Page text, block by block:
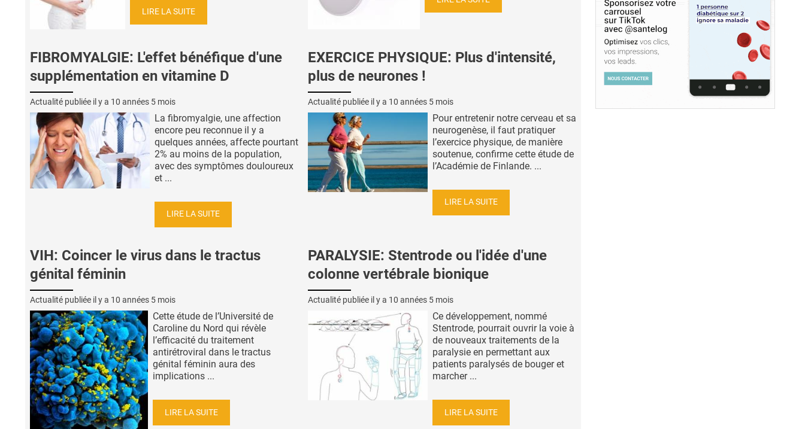
LIRE LA SUITE
FIBROMYALGIE: L'effet bénéfique d'une
supplémentation en vitamine D
Actualité publiée il y a 10 années 5 mois
La fibromyalgie, une affection
encore peu reconnue il y a
quelques années, affecte pourtant
2% au moins de la population,
avec des symptômes douloureux
et ...
LIRE LA SUITE
EXERCICE PHYSIQUE: Plus d'intensité,
plus de neurones !
Actualité publiée il y a 10 années 5 mois
Pour entretenir notre cerveau et sa
neurogenèse, il faut pratiquer
l’exercice physique, de manière
soutenue, confirme cette étude de
l’Académie de Finlande. ...
LIRE LA SUITE
VIH: Coincer le virus dans le tractus
génital féminin
Actualité publiée il y a 10 années 5 mois
Cette étude de l’Université de
Caroline du Nord qui révèle
l’efficacité du traitement
antirétroviral dans le tractus
génital féminin aura des
implications ...
LIRE LA SUITE
PARALYSIE: Stentrode ou l'idée d'une
colonne vertébrale bionique
Actualité publiée il y a 10 années 5 mois
Ce développement, nommé
Stentrode, pourrait ouvrir la voie à
de nouveaux traitements de la
paralysie en permettant aux
patients paralysés de bouger et
marcher ...
LIRE LA SUITE